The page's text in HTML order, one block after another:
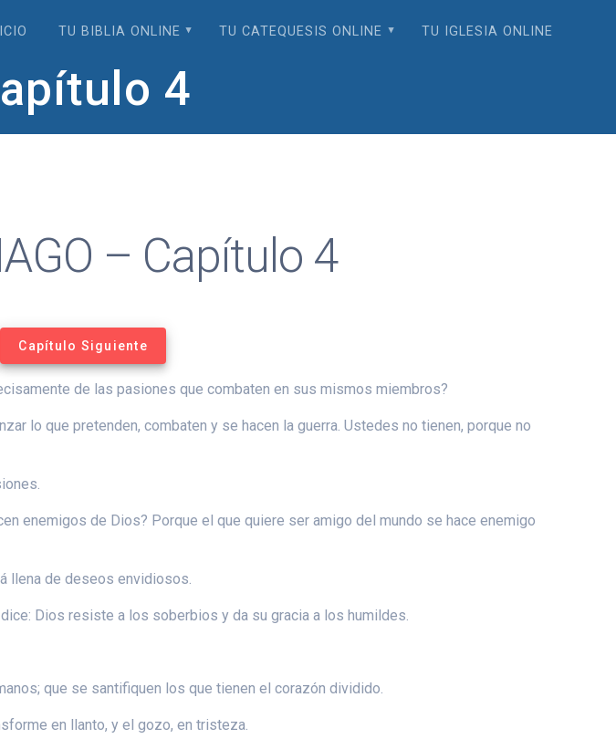
TU BIBLIA ONLINE TU CATEQUESIS ONLINE TU IGLESIA ONLINE
4
– Capítulo 4
Capítulo Siguiente
de las pasiones que combaten en sus mismos miembros?
lo que pretenden, combaten y se hacen la guerra. Ustedes no tienen, porque no
enemigos de Dios? Porque el que quiere ser amigo del mundo se hace enemigo
llena de deseos envidiosos.
Dios resiste a los soberbios y da su gracia a los humildes.
que se santifiquen los que tienen el corazón dividido.
en llanto, y el gozo, en tristeza.